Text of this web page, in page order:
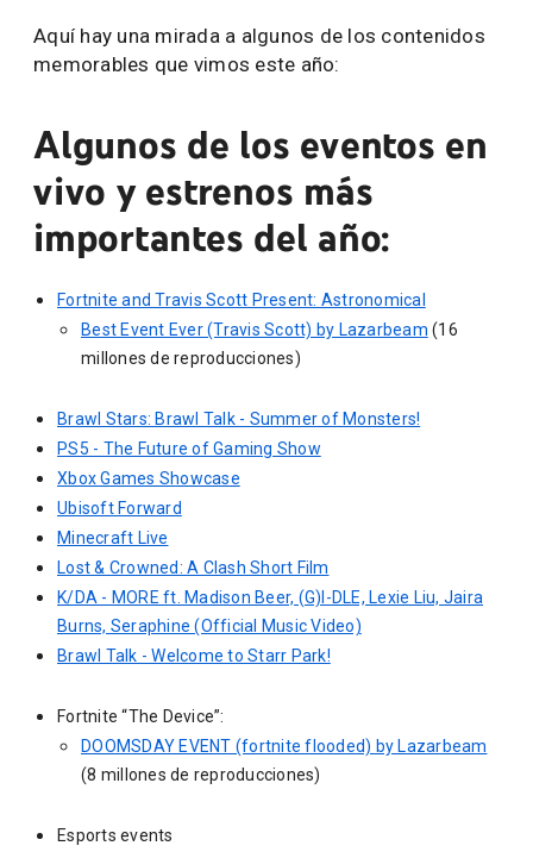
Aquí hay una mirada a algunos de los contenidos
memorables que vimos este año:
Algunos de los eventos en
vivo y estrenos más
importantes del año:
Fortnite and Travis Scott Present: Astronomical
Best Event Ever (Travis Scott) by Lazarbeam (16
millones de reproducciones)
Brawl Stars: Brawl Talk - Summer of Monsters!
PS5 - The Future of Gaming Show
Xbox Games Showcase
Ubisoft Forward
Minecraft Live
Lost & Crowned: A Clash Short Film
K/DA - MORE ft. Madison Beer, (G)I-DLE, Lexie Liu, Jaira
Burns, Seraphine (Official Music Video)
Brawl Talk - Welcome to Starr Park!
Fortnite “The Device”:
DOOMSDAY EVENT (fortnite flooded) by Lazarbeam
(8 millones de reproducciones)
Esports events